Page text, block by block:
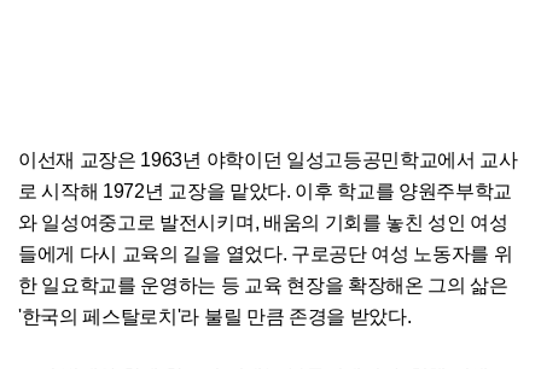
이선재 교장은 1963년 야학이던 일성고등공민학교에서 교사
로 시작해 1972년 교장을 맡았다. 이후 학교를 양원주부학교
와 일성여중고로 발전시키며, 배움의 기회를 놓친 성인 여성
들에게 다시 교육의 길을 열었다. 구로공단 여성 노동자를 위
한 일요학교를 운영하는 등 교육 현장을 확장해온 그의 삶은
'한국의 페스탈로치'라 불릴 만큼 존경을 받았다.